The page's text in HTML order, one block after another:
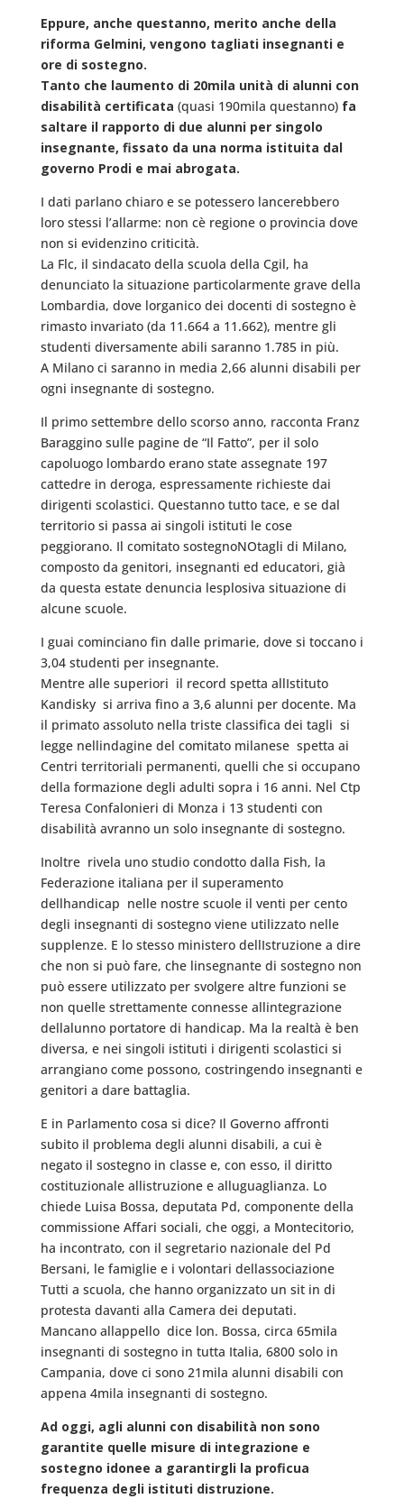
Eppure, anche questanno, merito anche della
riforma Gelmini, vengono tagliati insegnanti e
ore di sostegno.
Tanto che laumento di 20mila unità di alunni con
disabilità certificata (quasi 190mila questanno) fa
saltare il rapporto di due alunni per singolo
insegnante, fissato da una norma istituita dal
governo Prodi e mai abrogata.
I dati parlano chiaro e se potessero lancerebbero
loro stessi l’allarme: non cè regione o provincia dove
non si evidenzino criticità.
La Flc, il sindacato della scuola della Cgil, ha
denunciato la situazione particolarmente grave della
Lombardia, dove lorganico dei docenti di sostegno è
rimasto invariato (da 11.664 a 11.662), mentre gli
studenti diversamente abili saranno 1.785 in più.
A Milano ci saranno in media 2,66 alunni disabili per
ogni insegnante di sostegno.
Il primo settembre dello scorso anno, racconta Franz
Baraggino sulle pagine de “Il Fatto”, per il solo
capoluogo lombardo erano state assegnate 197
cattedre in deroga, espressamente richieste dai
dirigenti scolastici. Questanno tutto tace, e se dal
territorio si passa ai singoli istituti le cose
peggiorano. Il comitato sostegnoNOtagli di Milano,
composto da genitori, insegnanti ed educatori, già
da questa estate denuncia lesplosiva situazione di
alcune scuole.
I guai cominciano fin dalle primarie, dove si toccano i
3,04 studenti per insegnante.
Mentre alle superiori  il record spetta allIstituto
Kandisky  si arriva fino a 3,6 alunni per docente. Ma
il primato assoluto nella triste classifica dei tagli  si
legge nellindagine del comitato milanese  spetta ai
Centri territoriali permanenti, quelli che si occupano
della formazione degli adulti sopra i 16 anni. Nel Ctp
Teresa Confalonieri di Monza i 13 studenti con
disabilità avranno un solo insegnante di sostegno.
Inoltre  rivela uno studio condotto dalla Fish, la
Federazione italiana per il superamento
dellhandicap  nelle nostre scuole il venti per cento
degli insegnanti di sostegno viene utilizzato nelle
supplenze. E lo stesso ministero dellIstruzione a dire
che non si può fare, che linsegnante di sostegno non
può essere utilizzato per svolgere altre funzioni se
non quelle strettamente connesse allintegrazione
dellalunno portatore di handicap. Ma la realtà è ben
diversa, e nei singoli istituti i dirigenti scolastici si
arrangiano come possono, costringendo insegnanti e
genitori a dare battaglia.
E in Parlamento cosa si dice? Il Governo affronti
subito il problema degli alunni disabili, a cui è
negato il sostegno in classe e, con esso, il diritto
costituzionale allistruzione e alluguaglianza. Lo
chiede Luisa Bossa, deputata Pd, componente della
commissione Affari sociali, che oggi, a Montecitorio,
ha incontrato, con il segretario nazionale del Pd
Bersani, le famiglie e i volontari dellassociazione
Tutti a scuola, che hanno organizzato un sit in di
protesta davanti alla Camera dei deputati.
Mancano allappello  dice lon. Bossa, circa 65mila
insegnanti di sostegno in tutta Italia, 6800 solo in
Campania, dove ci sono 21mila alunni disabili con
appena 4mila insegnanti di sostegno.
Ad oggi, agli alunni con disabilità non sono
garantite quelle misure di integrazione e
sostegno idonee a garantirgli la proficua
frequenza degli istituti distruzione.